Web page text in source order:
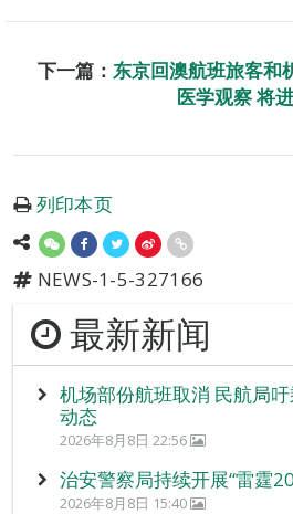
下一篇： 东京回澳航班旅客和
医学观察 将
列印本页
NEWS-1-5-327166
最新新闻
机场部份航班取消 民航局
动态
2026年8月8日 22:56
治安警察局持续开展“雷霆
2026年8月8日 15:40